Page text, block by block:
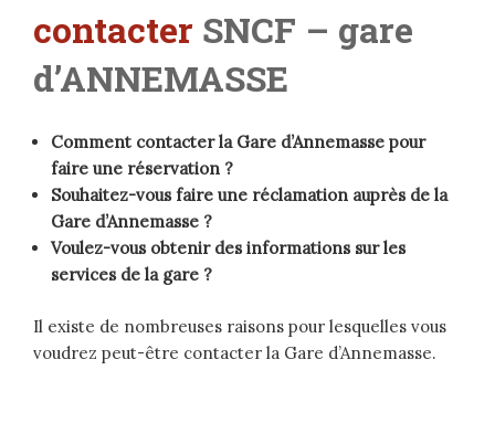
contacter SNCF – gare
d’ANNEMASSE
Comment contacter la Gare d’Annemasse pour
faire une réservation ?
Souhaitez-vous faire une réclamation auprès de la
Gare d’Annemasse ?
Voulez-vous obtenir des informations sur les
services de la gare ?
Il existe de nombreuses raisons pour lesquelles vous
voudrez peut-être contacter la Gare d’Annemasse.